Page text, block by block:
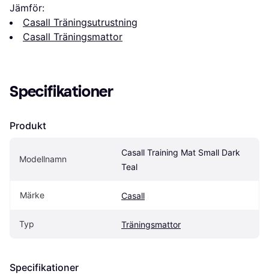
Jämför:
Casall Träningsutrustning
Casall Träningsmattor
Specifikationer
Produkt
Modellnamn
Casall Training Mat Small Dark
Teal
Märke Casall
Typ Träningsmattor
Specifikationer